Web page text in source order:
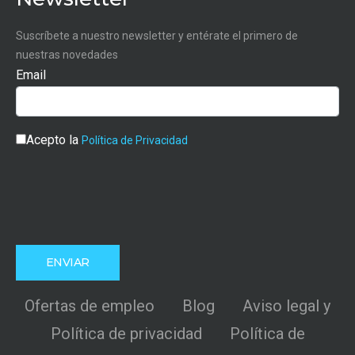
Suscríbete a nuestro newsletter y entérate el primero de
nuestras novedades
Email
Acepto la Política de Privacidad
Ofertas de empleo Blog
Aviso legal y
Política de privacidad
Política de